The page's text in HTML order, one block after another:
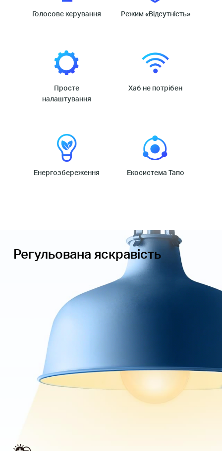
Голосове керування Режим «Відсутність»
Просте
налаштування
Хаб не потрібен
Енергозбереження Екосистема Тапо
Регульована яскравість